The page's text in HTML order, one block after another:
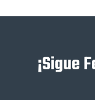
¡Sigue